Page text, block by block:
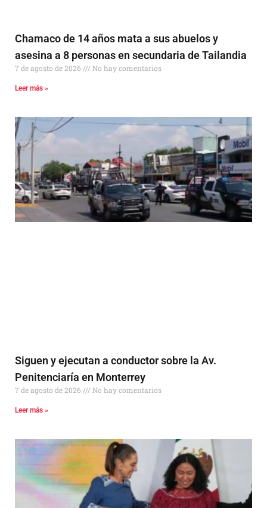
Chamaco de 14 años mata a sus abuelos y
asesina a 8 personas en secundaria de Tailandia
7 de agosto de 2026 No hay comentarios
Leer más »
Siguen y ejecutan a conductor sobre la Av.
Penitenciaría en Monterrey
7 de agosto de 2026 No hay comentarios
Leer más »